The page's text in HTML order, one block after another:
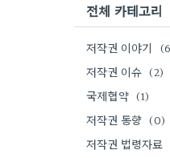
전체 카테고리
저작권 이야기
저작권 이슈 (2)
국제협약 (1)
저작권 동향 (0)
저작권 법령자료